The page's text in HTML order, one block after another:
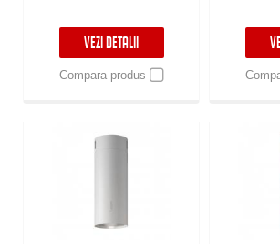
VEZI DETALII
Compara produs